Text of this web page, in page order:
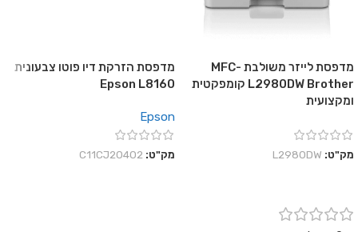
מדפסת לייזר משולבת MFC-
L2980DW Brother קומפקטית
ומקצועית
מק"ט: L2980DW
מדפסת הזרקת דיו פוטו צבעונית
Epson L8160
Epson
מק"ט: C11CJ20402